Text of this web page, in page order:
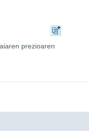
prezioaren